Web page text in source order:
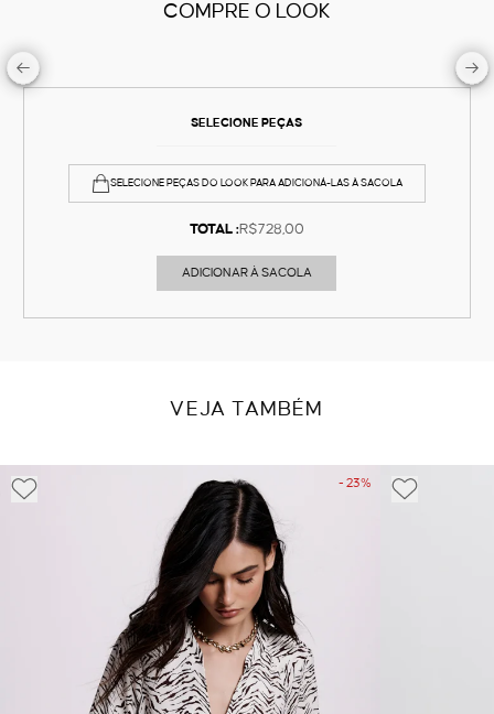
COMPRE O LOOK
SELECIONE PEÇAS
SELECIONE PEÇAS DO LOOK PARA ADICIONÁ-LAS À SACOLA
TOTAL :R$728,00
ADICIONAR À SACOLA
VEJA TAMBÉM
- 23%